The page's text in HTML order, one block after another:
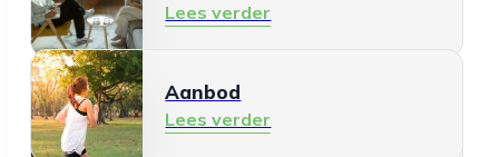
Lees verder
Schermgebruik
Lees verder
Aanbod
Lees verder